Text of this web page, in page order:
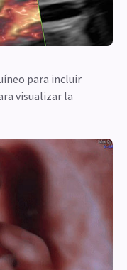
para incluir
visualizar la